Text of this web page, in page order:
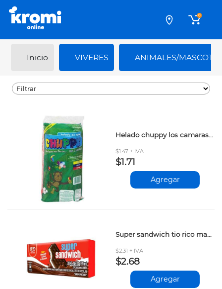
0
Inicio VIVERES ANIMALES/
Helado chuppy los camaras 10und
$1.47 + IVA
$1.71
Agregar
Super sandwich tio rico mant-vaini-gall.choco 135ml
$2.31 + IVA
$2.68
Agregar